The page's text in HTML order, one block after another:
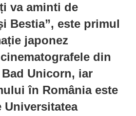
va aminti de
Bestia”, este primul
japonez
din
Unicorn, iar
în România este
Universitatea